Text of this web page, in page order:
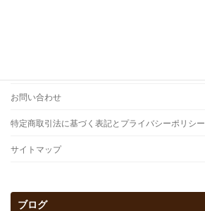
お問い合わせ
特定商取引法に基づく表記とプライバシーポリシー
サイトマップ
ブログ